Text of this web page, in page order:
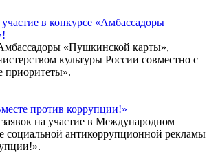
в конкурсе «Амбассадоры
«Пушкинской карты»,
культуры России совместно с
против коррупции!»
на участие в Международном
социальной антикоррупционной рекламы